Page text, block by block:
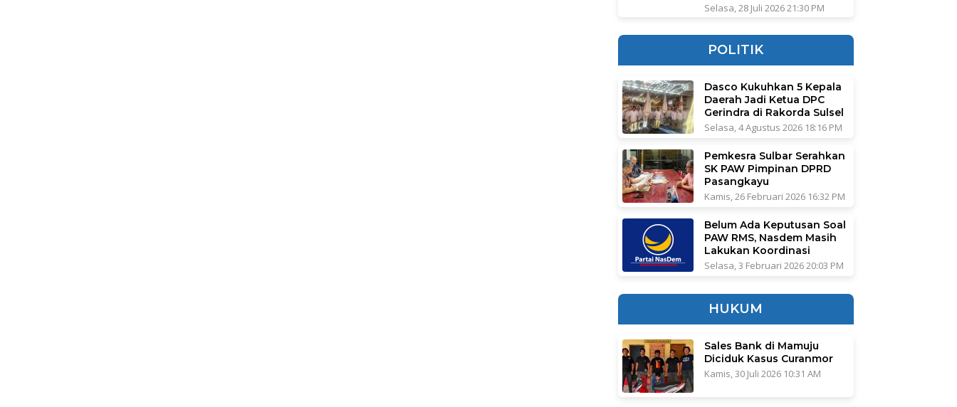
Selasa, 28 Juli 2026 21:30 PM
POLITIK
Dasco Kukuhkan 5 Kepala
Daerah Jadi Ketua DPC
Gerindra di Rakorda Sulsel
Selasa, 4 Agustus 2026 18:16 PM
Pemkesra Sulbar Serahkan
SK PAW Pimpinan DPRD
Pasangkayu
Kamis, 26 Februari 2026 16:32 PM
Belum Ada Keputusan Soal
PAW RMS, Nasdem Masih
Lakukan Koordinasi
Selasa, 3 Februari 2026 20:03 PM
HUKUM
Sales Bank di Mamuju
Diciduk Kasus Curanmor
Kamis, 30 Juli 2026 10:31 AM